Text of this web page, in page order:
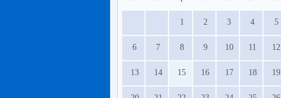
1 2 3 4 5
6 7 8 9 10 11 12
13 14 15 16 17 18 19